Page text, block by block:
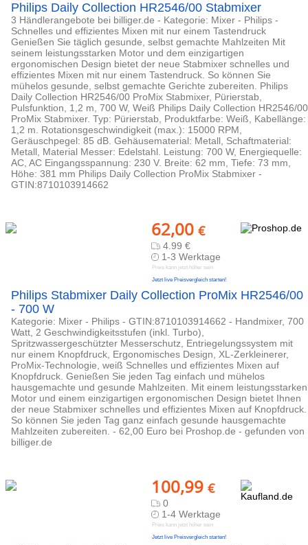
Philips Daily Collection HR2546/00 Stabmixer
3 Händlerangebote bei billiger.de - Kategorie: Mixer - Philips -
Schnelles und effizientes Mixen mit nur einem Tastendruck
Genießen Sie täglich gesunde, selbst gemachte Mahlzeiten Mit
seinem leistungsstarken Motor und dem einzigartigen
ergonomischen Design bietet der neue Stabmixer schnelles und
effizientes Mixen mit nur einem Tastendruck. So können Sie
mühelos gesunde, selbst gemachte Gerichte zubereiten. Philips
Daily Collection HR2546/00 ProMix Stabmixer, Pürierstab,
Pulsfunktion, 1,2 m, 700 W, Weiß Philips Daily Collection HR2546/00
ProMix Stabmixer. Typ: Pürierstab, Produktfarbe: Weiß, Kabellänge:
1,2 m. Rotationsgeschwindigkeit (max.): 15000 RPM,
Geräuschpegel: 85 dB. Gehäusematerial: Metall, Schaftmaterial:
Metall, Material Messer: Edelstahl. Leistung: 700 W, Energiequelle:
AC, AC Eingangsspannung: 230 V. Breite: 62 mm, Tiefe: 73 mm,
Höhe: 381 mm Philips Daily Collection ProMix Stabmixer -
GTIN:8710103914662
62,00 €
4.99 €
1-3 Werktage
Preis kann jetzt höher sein
Jetzt live Preisvergleich starten!
Philips Stabmixer Daily Collection ProMix HR2546/00
- 700 W
Kategorie: Mixer - Philips - GTIN:8710103914662 - Handmixer, 700
Watt, 2 Geschwindigkeitsstufen (inkl. Turbo),
Spritzwassergeschützter Messerschutz, Entriegelungssystem mit
nur einem Knopfdruck, Ergonomisches Design, XL-Zerkleinerer,
ProMix-Technologie, weiß Schnelles und effizientes Mixen auf
Knopfdruck. Genießen Sie jeden Tag einfach und mühelos
hausgemachte und gesunde Mahlzeiten. Mit einem leistungsstarken
Motor und einem einzigartigen ergonomischen Design bietet Ihnen
der neue Stabmixer schnelles und effizientes Mixen auf Knopfdruck.
So können Sie jeden Tag ganz einfach gesunde hausgemachte
Mahlzeiten zubereiten. - 62,00 Euro bei Proshop.de - gefunden von
billiger.de
100,99 €
0
1-4 Werktage
Preis kann jetzt höher sein
Jetzt live Preisvergleich starten!